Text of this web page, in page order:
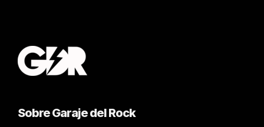
Sobre Garaje del Rock